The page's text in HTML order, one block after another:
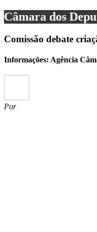
Câmara dos
Comissão debate
Informações: Agência
Por